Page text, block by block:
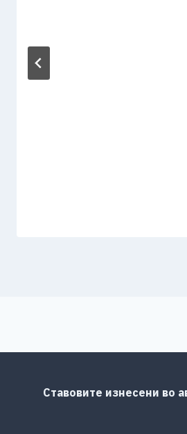
Ставовите изнесени во